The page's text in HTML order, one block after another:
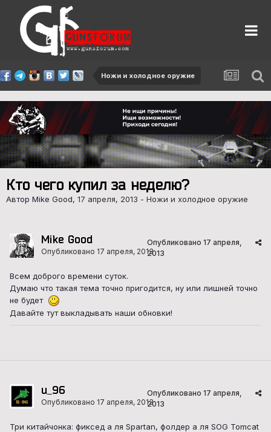
Ножи и холодное оружие
Кто чего купил за неделю?
Автор Mike Good, 17 апреля, 2013 - Ножи и холодное оружие
Mike Good
Опубликовано 17 апреля, 2013
Опубликовано 17 апреля,
2013
Всем доброго времени суток.
Думаю что такая тема точно пригодится, ну или лишней точно
не будет
Давайте тут выкладывать наши обновки!
u_96
Опубликовано 17 апреля, 2013
Опубликовано 17 апреля,
2013
Три китайчонка: фиксед а ля Spartan, фолдер а ля SOG Tomcat